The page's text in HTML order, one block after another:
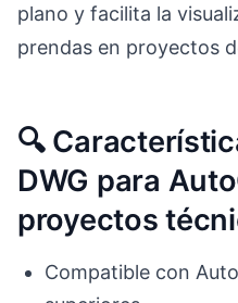
plano y facilita la
prendas en proyectos
🔍
DWG para
proyectos
Compatible con